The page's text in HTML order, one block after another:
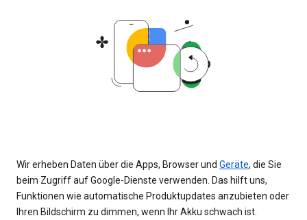
Wir erheben Daten über die Apps, Browser und Geräte, die Sie
beim Zugriff auf Google-Dienste verwenden. Das hilft uns,
Funktionen wie automatische Produktupdates anzubieten oder
Ihren Bildschirm zu dimmen, wenn Ihr Akku schwach ist.